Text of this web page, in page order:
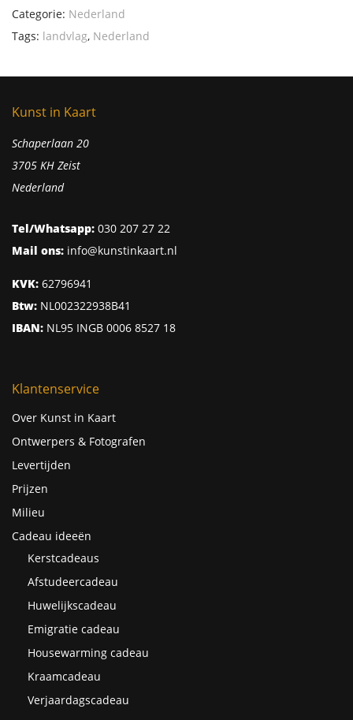
Categorie: Nederland
Tags: landvlag, Nederland
Kunst in Kaart
Schaperlaan 20
3705 KH Zeist
Nederland
Tel/Whatsapp: 030 207 27 22
Mail ons: info@kunstinkaart.nl
KVK: 62796941
Btw: NL002322938B41
IBAN: NL95 INGB 0006 8527 18
Klantenservice
Over Kunst in Kaart
Ontwerpers & Fotografen
Levertijden
Prijzen
Milieu
Cadeau ideeën
Kerstcadeaus
Afstudeercadeau
Huwelijkscadeau
Emigratie cadeau
Housewarming cadeau
Kraamcadeau
Verjaardagscadeau